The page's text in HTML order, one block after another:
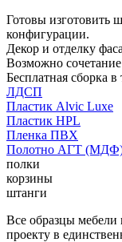
Готовы изготовить
конфигурации.
Декор и отделку
Возможно
Бесплатная сборка
ЛДСП
Пластик Alvic Luxe
Пластик HPL
Пленка ПВХ
Полотно АГТ
полки
корзины
штанги
Все образцы
проекту в